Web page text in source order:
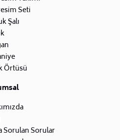
Seti
Şalı
Örtüsü
Sorulan Sorular